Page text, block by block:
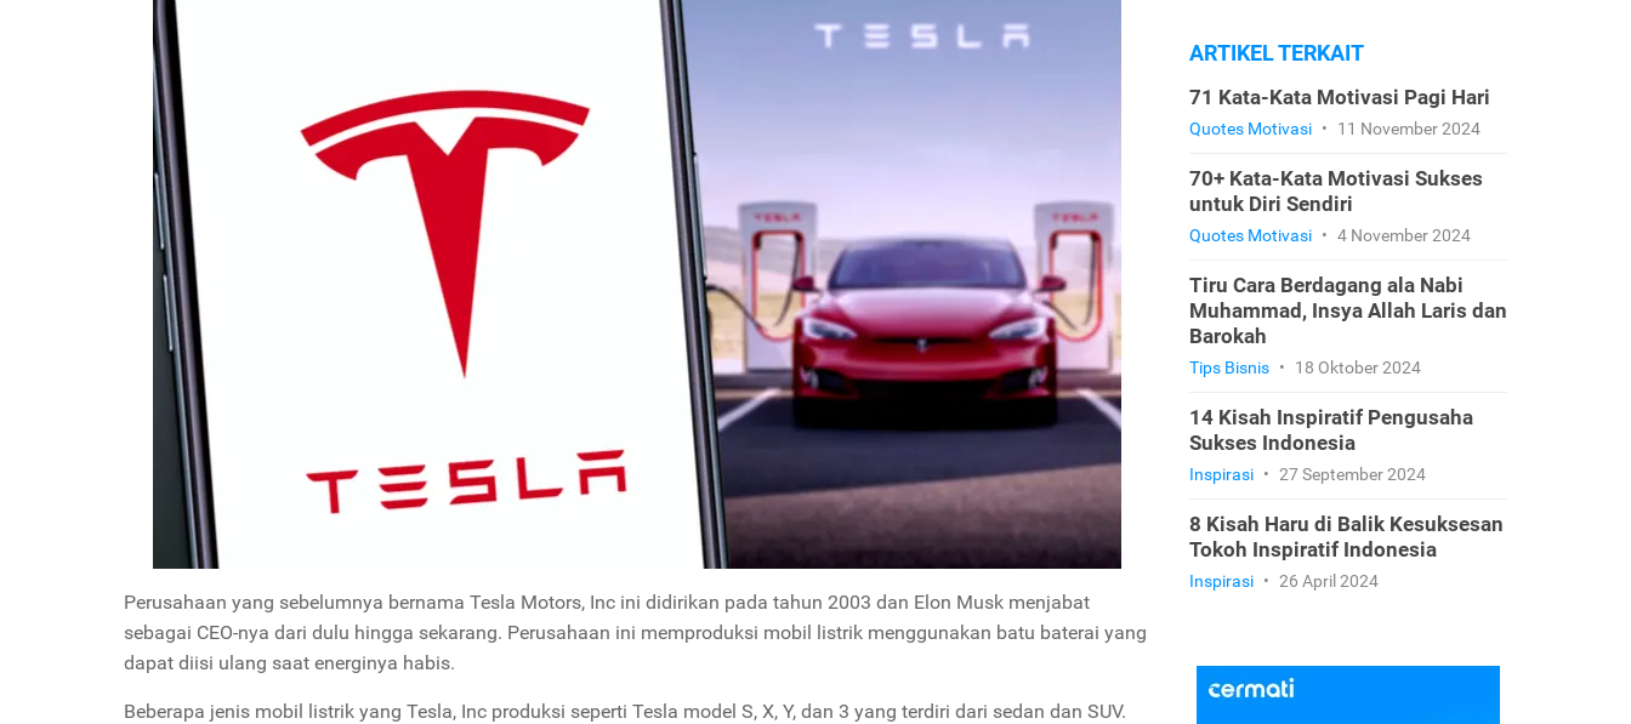
Perusahaan yang sebelumnya bernama Tesla Motors, Inc ini didirikan pada tahun 2003 dan Elon Musk menjabat
sebagai CEO-nya dari dulu hingga sekarang. Perusahaan ini memproduksi mobil listrik menggunakan batu baterai yang
dapat diisi ulang saat energinya habis.
Beberapa jenis mobil listrik yang Tesla, Inc produksi seperti Tesla model S, X, Y, dan 3 yang terdiri dari sedan dan SUV.
ARTIKEL TERKAIT
71 Kata-Kata Motivasi Pagi Hari
Quotes Motivasi • 11 November 2024
70+ Kata-Kata Motivasi Sukses
untuk Diri Sendiri
Quotes Motivasi • 4 November 2024
Tiru Cara Berdagang ala Nabi
Muhammad, Insya Allah Laris dan
Barokah
Tips Bisnis • 18 Oktober 2024
14 Kisah Inspiratif Pengusaha
Sukses Indonesia
Inspirasi • 27 September 2024
8 Kisah Haru di Balik Kesuksesan
Tokoh Inspiratif Indonesia
Inspirasi • 26 April 2024